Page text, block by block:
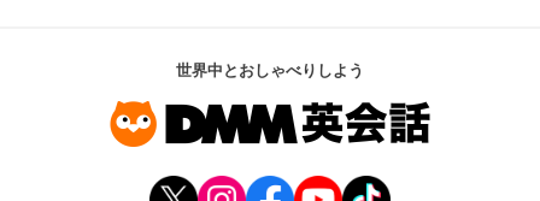
世界中とおしゃべりしよう